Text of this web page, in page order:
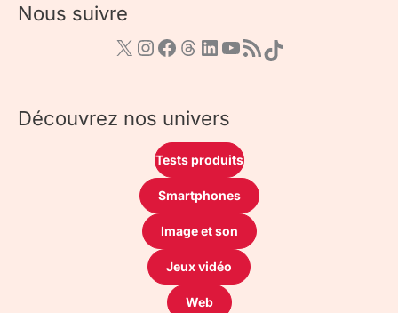
Nous suivre
Découvrez nos univers
Tests produits
Smartphones
Image et son
Jeux vidéo
Web